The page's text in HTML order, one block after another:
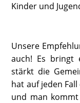
Kinder und
Unsere
auch! Es bringt
stärkt die
hat auf jeden
und man